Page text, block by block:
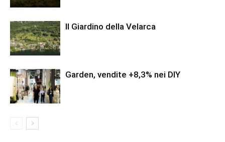
Il Giardino della Velarca
Garden, vendite +8,3% nei DIY